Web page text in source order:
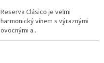
Reserva Clásico je velmi
harmonický vínem s výraznými
ovocnými a...